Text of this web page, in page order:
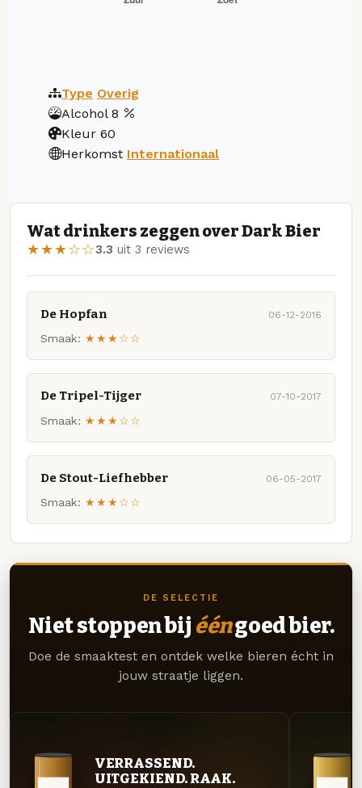
Type Overig
Alcohol 8
Kleur 60
Herkomst Internationaal
Wat drinkers zeggen over Dark Bier
★★★☆☆3.3 uit 3 reviews
De Hopfan 06-12-2016
Smaak: ★★★☆☆
De Tripel-Tijger 07-10-2017
Smaak: ★★★☆☆
De Stout-Liefhebber 06-05-2017
Smaak: ★★★☆☆
DE SELECTIE
Niet stoppen bij ééngoed bier.
Doe de smaaktest en ontdek welke bieren écht in
jouw straatje liggen.
VERRASSEND.
UITGEKIEND. RAAK.